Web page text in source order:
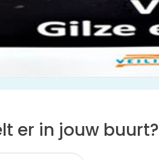
er in jouw buurt?